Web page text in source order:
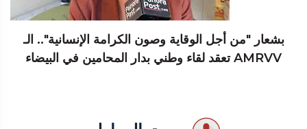
بشعار "من أجل الوقاية وصون الكرامة الإنسانية".. الـ
AMRVV تعقد لقاء وطني بدار المحامين في البيضاء